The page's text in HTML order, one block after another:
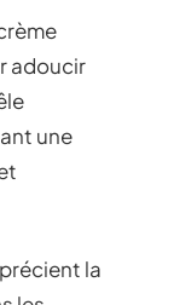
adoucir
une
la